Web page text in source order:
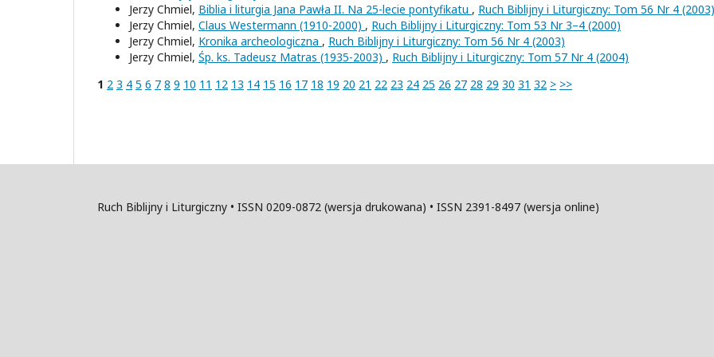
Jerzy Chmiel, Biblia i liturgia Jana Pawła II. Na 25-lecie pontyfikatu , Ruch Biblijny i Liturgiczny: Tom 56 Nr 4 (2003)
Jerzy Chmiel, Claus Westermann (1910-2000) , Ruch Biblijny i Liturgiczny: Tom 53 Nr 3–4 (2000)
Jerzy Chmiel, Kronika archeologiczna , Ruch Biblijny i Liturgiczny: Tom 56 Nr 4 (2003)
Jerzy Chmiel, Śp. ks. Tadeusz Matras (1935-2003) , Ruch Biblijny i Liturgiczny: Tom 57 Nr 4 (2004)
1 2 3 4 5 6 7 8 9 10 11 12 13 14 15 16 17 18 19 20 21 22 23 24 25 26 27 28 29 30 31 32 > >>
Ruch Biblijny i Liturgiczny • ISSN 0209-0872 (wersja drukowana) • ISSN 2391-8497 (wersja online)